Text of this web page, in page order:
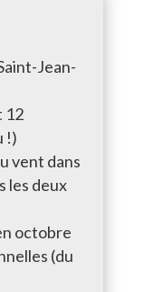
Jean-
12
!)
vent dans
les deux
octobre
(du